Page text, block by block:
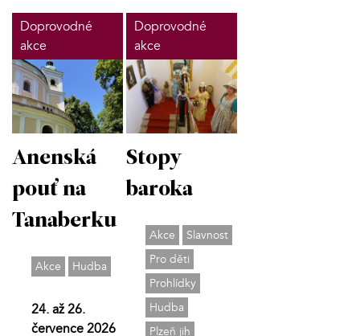
Doprovodné
akce
Anenská
pouť na
Tanaberku
Akce Hudba
24. až 26.
července 2026
Doprovodné
akce
Stopy
baroka
Akce
Slavnost
Pro děti
Prohlídky
Hudba
Plzeň jih